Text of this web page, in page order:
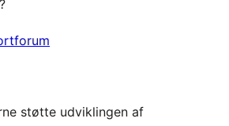
støtte udviklingen af